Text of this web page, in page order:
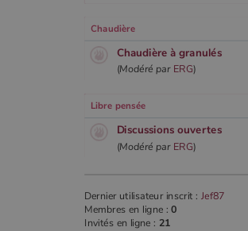
Chaudière
Chaudière à granulés
(Modéré par ERG)
Libre pensée
Discussions ouvertes
(Modéré par ERG)
Dernier utilisateur inscrit : Jef87
Membres en ligne : 0
Invités en ligne : 21